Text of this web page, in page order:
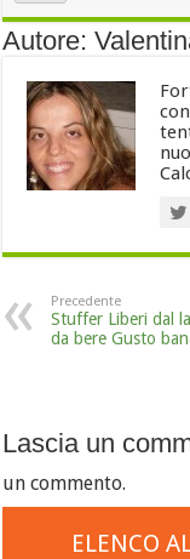
Autore:
Precedente
Stuffer Liberi dal
da bere Gusto
Lascia un
un commento.
ELENCO